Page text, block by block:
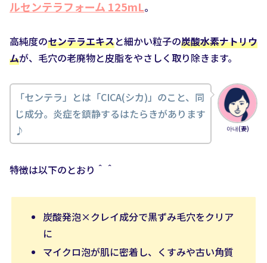
ルセンテラフォーム 125mL。
高純度のセンテラエキスと細かい粒子の炭酸水素ナトリウ
ムが、毛穴の老廃物と皮脂をやさしく取り除きます。
아내(妻)
「センテラ」とは「CICA(シカ)」のこと、同
じ成分。炎症を鎮静するはたらきがあります
♪
特徴は以下のとおり＾＾
炭酸発泡×クレイ成分で黒ずみ毛穴をクリア
に
マイクロ泡が肌に密着し、くすみや古い角質